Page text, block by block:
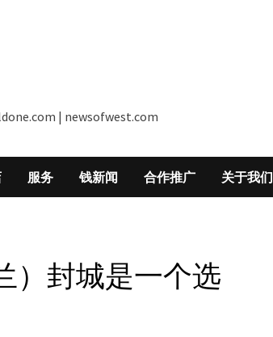
| newsofwest.com
服务 钱新闻 合作推广 关于我们
）封城是一个选